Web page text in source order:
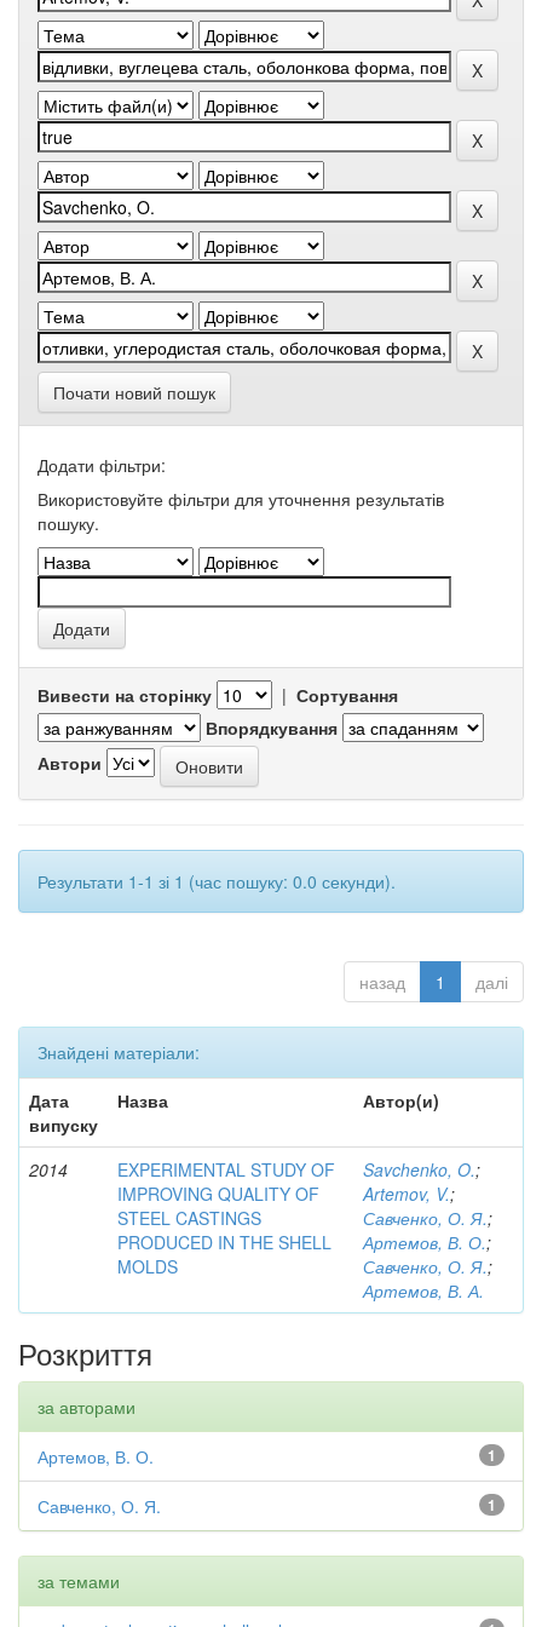
Почати новий пошук
Додати фільтри:
Використовуйте фільтри для уточнення результатів
пошуку.
Вивести на сторінку | Сортування
Впорядкування
Автори
Результати 1-1 зі 1 (час пошуку: 0.0 секунди).
назад 1 далі
Знайдені матеріали:
Дата
випуску
Назва Автор(и)
2014
EXPERIMENTAL STUDY OF
IMPROVING QUALITY OF
STEEL CASTINGS
PRODUCED IN THE SHELL
MOLDS
Savchenko, O.;
Artemov, V.;
Савченко, О. Я.;
Артемов, В. О.;
Савченко, О. Я.;
Артемов, В. А.
Розкриття
за авторами
1
Артемов, В. О.
1
Савченко, О. Я.
за темами